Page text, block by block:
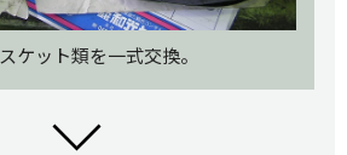
ケット類を一式交換。